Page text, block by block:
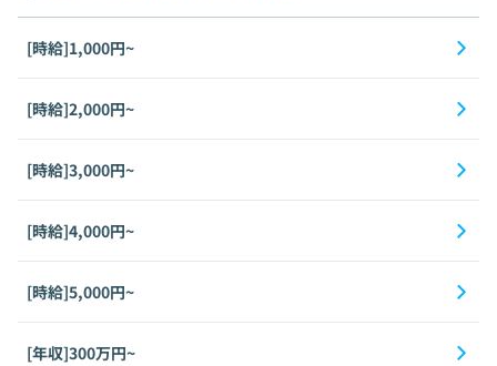
[時給]1,000円~
[時給]2,000円~
[時給]3,000円~
[時給]4,000円~
[時給]5,000円~
[年収]300万円~